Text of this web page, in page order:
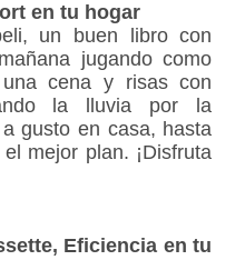
en tu hogar
un buen libro con
jugando como
cena y risas con
la lluvia por la
gusto en casa, hasta
mejor plan. ¡Disfruta
Eficiencia en tu